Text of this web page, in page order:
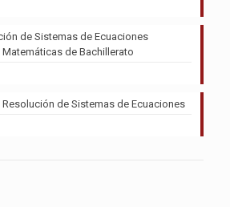
de Sistemas de Ecuaciones
de Bachillerato
Resolución de Sistemas de Ecuaciones